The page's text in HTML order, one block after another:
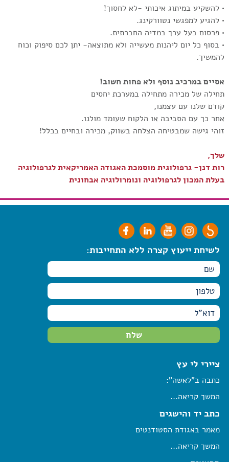
• להשקיע במיתוג איכותי -לא לחסוך!
• להגיע למפגשי נטוורקינג.
• פרסום בעל ערך במדיה החברתית.
• בסוף כל יום ליהנות מעשייה ולא מתוצאה- יתן לכם סיפוק וכוח
להמשיך.
אסיים במרכיב נוסף ולא פחות חשוב!
תחילה של מכירה מתחילה במערכת יחסים
קודם שלנו עם עצמנו,
אחר כך עם הסביבה או הלקוח שעומד מולנו.
זוהי גישה שמבטיחה הצלחה בשווק, מכירה ובחיים בכלל!
שלך,
רות דנן- גרפולוגית מוסמכת האגודה האמריקאית לגרפולוגיה
בעלת המכון לגרפולוגיה ונומרולוגיה אבחונית
לשיחת ייעוץ קצרה ללא התחייבות:
ציירי לי עץ
כתבה ב"לאשה":
המשך קריאה...
כתב יד והישגים
מאמר באגודת הסטודנטים
המשך קריאה...